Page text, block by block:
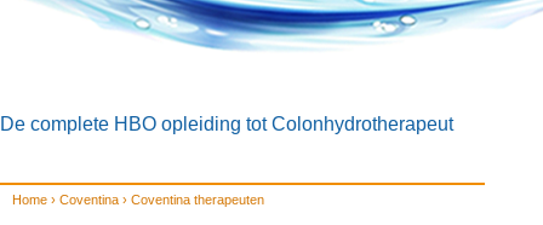
De complete HBO opleiding tot Colonhydrotherapeut
Home › Coventina › Coventina therapeuten